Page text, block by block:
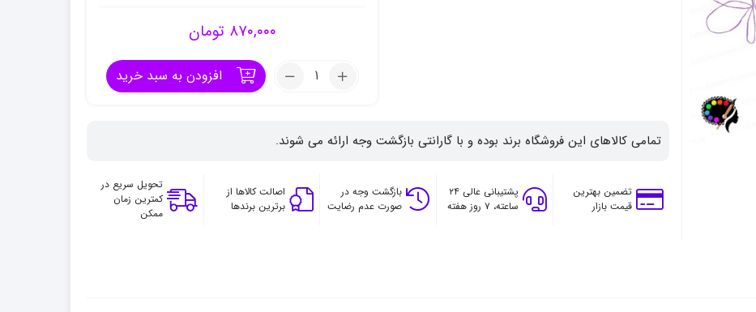
۸۷۰,۰۰۰ تومان
تعداد:
رنگ
آرت
کریشن
افزودن به سبد خرید
تمامی کالاهای این فروشگاه برند بوده و با گارانتی بازگشت وجه ارائه می شوند.
تضمین بهترین
قیمت بازار
پشتیبانی عالی ۲۴
ساعته، ۷ روز هفته
بازگشت وجه در
صورت عدم رضایت
اصالت کالاها از
برترین برندها
تحویل سریع در
کمترین زمان
ممکن